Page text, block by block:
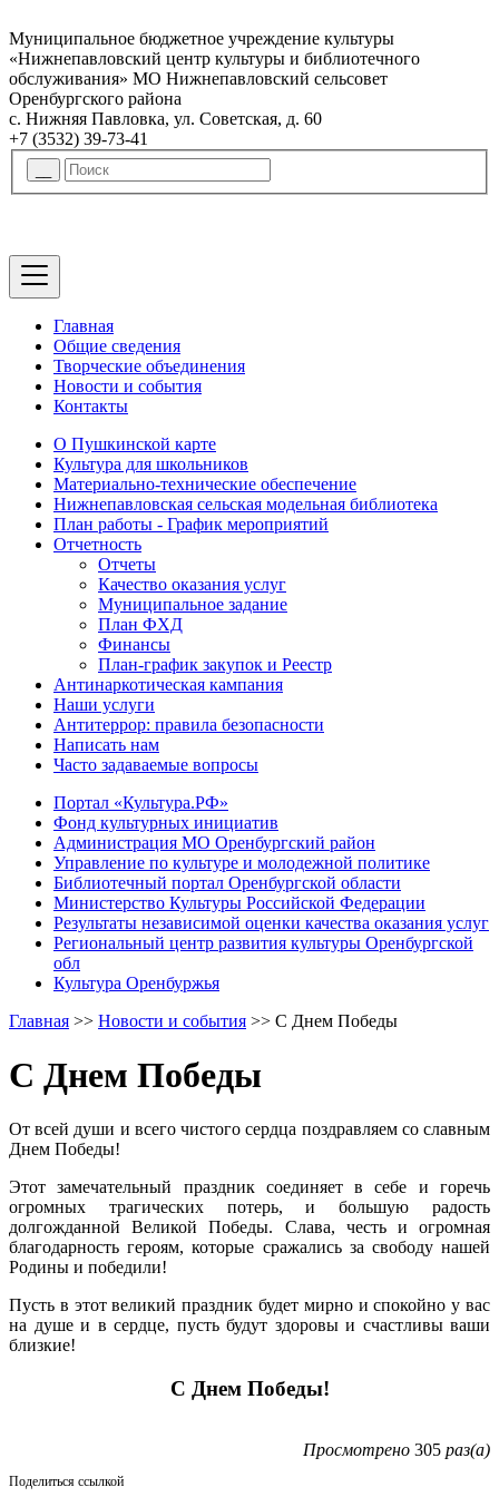
Муниципальное бюджетное учреждение культуры
«Нижнепавловский центр культуры и библиотечного
обслуживания» МО Нижнепавловский сельсовет
Оренбургского района
с. Нижняя Павловка, ул. Советская, д. 60
+7 (3532) 39-73-41
Главная
Общие сведения
Творческие объединения
Новости и события
Контакты
О Пушкинской карте
Культура для школьников
Материально-технические обеспечение
Нижнепавловская сельская модельная библиотека
План работы - График мероприятий
Отчетность
Отчеты
Качество оказания услуг
Муниципальное задание
План ФХД
Финансы
План-график закупок и Реестр
Антинаркотическая кампания
Наши услуги
Антитеррор: правила безопасности
Написать нам
Часто задаваемые вопросы
Портал «Культура.РФ»
Фонд культурных инициатив
Администрация МО Оренбургский район
Управление по культуре и молодежной политике
Библиотечный портал Оренбургской области
Министерство Культуры Российской Федерации
Результаты независимой оценки качества оказания услуг
Региональный центр развития культуры Оренбургской
обл
Культура Оренбуржья
Главная >> Новости и события >> С Днем Победы
С Днем Победы
От всей души и всего чистого сердца поздравляем со славным
Днем Победы!
Этот замечательный праздник соединяет в себе и горечь
огромных трагических потерь, и большую радость
долгожданной Великой Победы. Слава, честь и огромная
благодарность героям, которые сражались за свободу нашей
Родины и победили!
Пусть в этот великий праздник будет мирно и спокойно у вас
на душе и в сердце, пусть будут здоровы и счастливы ваши
близкие!
С Днем Победы!
Просмотрено 305 раз(а)
Поделиться ссылкой